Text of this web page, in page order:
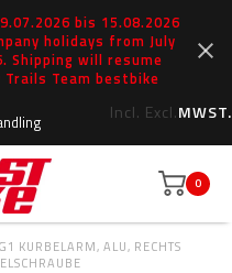
bis 15.08.2026
holidays from July
Shipping will resume
Team bestbike
Incl. Excl.MWST.
0
KURBELARM, ALU, RECHTS